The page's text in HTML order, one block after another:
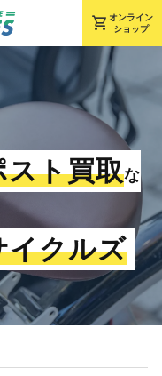
shopping_cart オンライン
ショップ
スト買取な
イクルズ